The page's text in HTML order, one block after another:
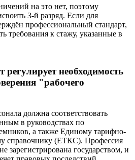
на это нет, поэтому
3-й разряд. Если для
профессиональный стандарт,
требования к стажу, указанные в
регулирует необходимость
"рабочего
должна соответствовать
в руководствах по
а также Единому тарифно-
справочнику (ЕТКС). Профессия
зарегистрирована государством, и